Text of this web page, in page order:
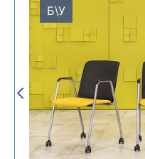
Б\У